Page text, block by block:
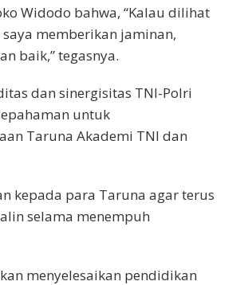
Widodo bahwa, “Kalau dilihat
memberikan jaminan,
baik,” tegasnya.
dan sinergisitas TNI-Polri
untuk
Taruna Akademi TNI dan
kepada para Taruna agar terus
selama menempuh
menyelesaikan pendidikan